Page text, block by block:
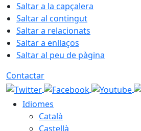
Saltar a la capçalera
Saltar al contingut
Saltar a relacionats
Saltar a enllaços
Saltar al peu de pàgina
Contactar
Idiomes
Català
Castellà